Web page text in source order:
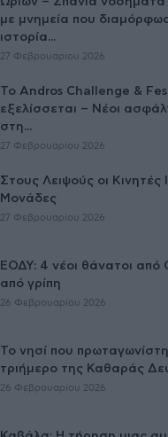
με μνημεία που
ιστορία...
27 Φεβρουαρίου 2026
Το Andros Challenge &
εξελίσσεται – Νέοι
στη...
27 Φεβρουαρίου 2026
Στους Λειψούς οι Κινητές
Μονάδες
27 Φεβρουαρίου 2026
ΕΟΔΥ: 4 νέοι θάνατοι από
από γρίπη
26 Φεβρουαρίου 2026
Το νησί που
τριήμερο της Καθαράς
26 Φεβρουαρίου 2026